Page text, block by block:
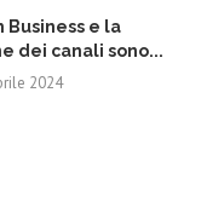
Business e la
dei canali sono...
2024